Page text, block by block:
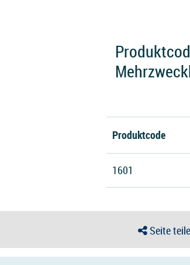
Produktcode
1601
Seite